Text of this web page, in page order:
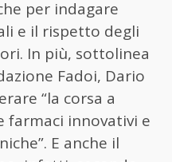
per indagare
e il rispetto degli
In più, sottolinea
Fadoi, Dario
“la corsa a
farmaci innovativi e
E anche il